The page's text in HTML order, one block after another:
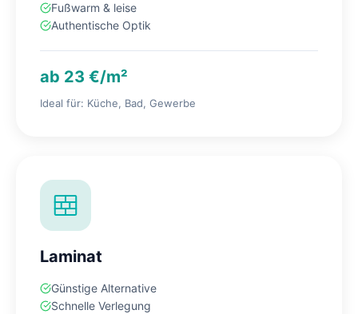
Fußwarm & leise
Authentische Optik
ab 23 €/m²
Ideal für: Küche, Bad, Gewerbe
Laminat
Günstige Alternative
Schnelle Verlegung